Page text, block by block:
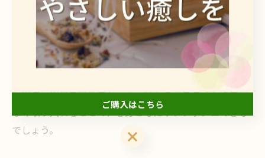
は、まず小容量タイプやお試しセットを選び、香りや発
汗の感覚を確かめてみるのがおすすめです。
注意点として、他の発汗成分（エプソムソルトや炭酸な
ど）と組み合わせる場合は、肌トラブルを避けるために
も用法・用量を守りましょう。日々のバスタイムに無理
なく取り入れることで、心身ともにリフレッシュできる
でしょう。
ご購入はこちら
ご購入はこちら